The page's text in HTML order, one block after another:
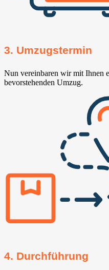
3. Umzugstermin
Nun vereinbaren wir mit Ihnen
bevorstehenden Umzug.
4. Durchführung